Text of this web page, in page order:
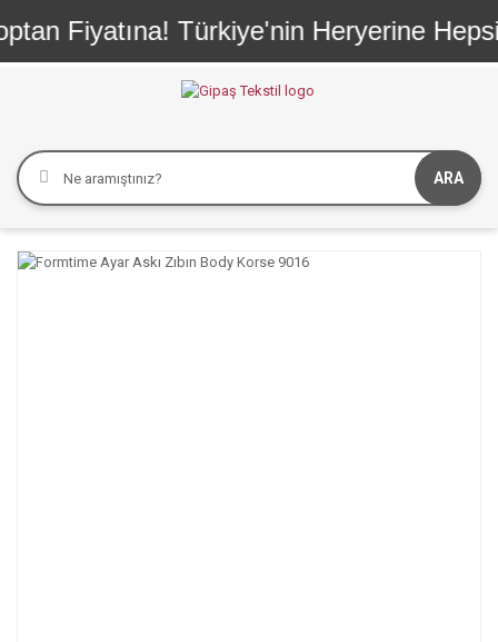
Fiyatına! Türkiye'nin Heryerine
ARA